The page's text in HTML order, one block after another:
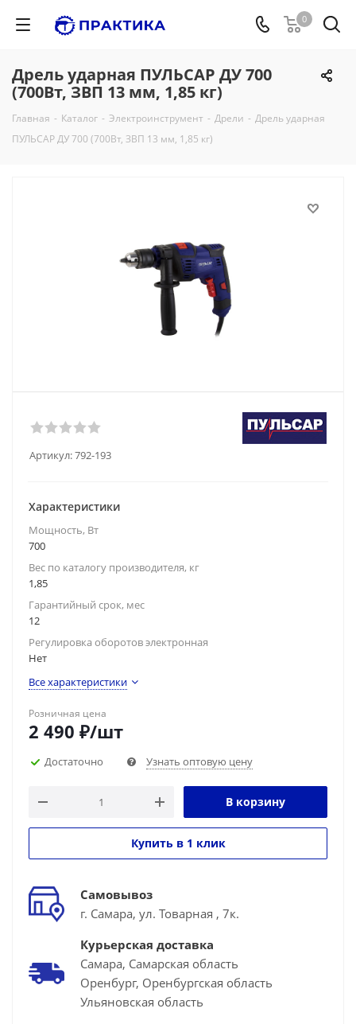
0
Дрель ударная ПУЛЬСАР ДУ 700
(700Вт, ЗВП 13 мм, 1,85 кг)
Главная - Каталог - Электроинструмент - Дрели - Дрель ударная
ПУЛЬСАР ДУ 700 (700Вт, ЗВП 13 мм, 1,85 кг)
Артикул:792-193
Характеристики
Мощность, Вт
700
Вес по каталогу производителя, кг
1,85
Гарантийный срок, мес
12
Регулировка оборотов электронная
Нет
Все характеристики
Розничная цена
2 490 ₽/шт
Достаточно Узнать оптовую цену
В корзину
Купить в 1 клик
Самовывоз
г. Самара, ул. Товарная , 7к.
Курьерская доставка
Самара, Самарская область
Оренбург, Оренбургская область
Ульяновская область